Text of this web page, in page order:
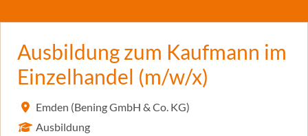
Ausbildung zum Kaufmann im
Einzelhandel (m/w/x)
Emden (Bening GmbH & Co. KG)
Ausbildung